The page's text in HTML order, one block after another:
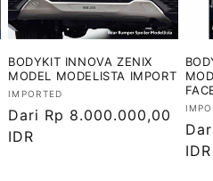
BODYKIT INNOVA ZENIX
MODEL MODELISTA IMPORT
Vendor:
IMPORTED
Harga
reguler
Dari Rp 8.000.000,00
IDR
IDR